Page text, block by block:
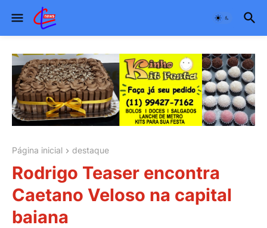
Página inicial destaque
Rodrigo Teaser encontra
Caetano Veloso na capital
baiana